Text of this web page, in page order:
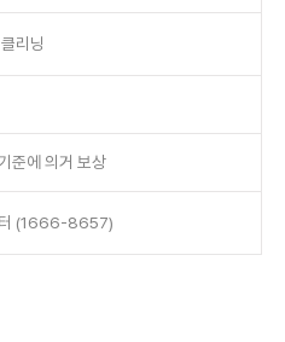
리닝
준에 의거 보상
터 (1666-8657)